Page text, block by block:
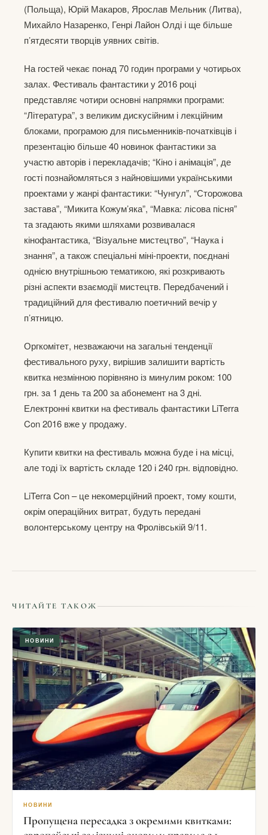
(Польща), Юрій Макаров, Ярослав Мельник (Литва),
Михайло Назаренко, Генрі Лайон Олді і ще більше
п’ятдесяти творців уявних світів.
На гостей чекає понад 70 годин програми у чотирьох
залах. Фестиваль фантастики у 2016 році
представляє чотири основні напрямки програми:
“Література”, з великим дискусійним і лекційним
блоками, програмою для письменників-початківців і
презентацію більше 40 новинок фантастики за
участю авторів і перекладачів; “Кіно і анімація”, де
гості познайомляться з найновішими українськими
проектами у жанрі фантастики: “Чунгул”, “Сторожова
застава”, “Микита Кожум’яка”, “Мавка: лісова пісня”
та згадають якими шляхами розвивалася
кінофантастика, “Візуальне мистецтво”, “Наука і
знання”, а також спеціальні міні-проекти, поєднані
однією внутрішньою тематикою, які розкривають
різні аспекти взаємодії мистецтв. Передбачений і
традиційний для фестивалю поетичний вечір у
п’ятницю.
Оргкомітет, незважаючи на загальні тенденції
фестивального руху, вирішив залишити вартість
квитка незмінною порівняно із минулим роком: 100
грн. за 1 день та 200 за абонемент на 3 дні.
Електронні квитки на фестиваль фантастики LiTerra
Con 2016 вже у продажу.
Купити квитки на фестиваль можна буде і на місці,
але тоді їх вартість складе 120 і 240 грн. відповідно.
LiTerra Con – це некомерційний проект, тому кошти,
окрім операційних витрат, будуть передані
волонтерському центру на Фролівській 9/11.
ЧИТАЙТЕ ТАКОЖ
НОВИНИ
НОВИНИ
Пропущена пересадка з окремими квитками: